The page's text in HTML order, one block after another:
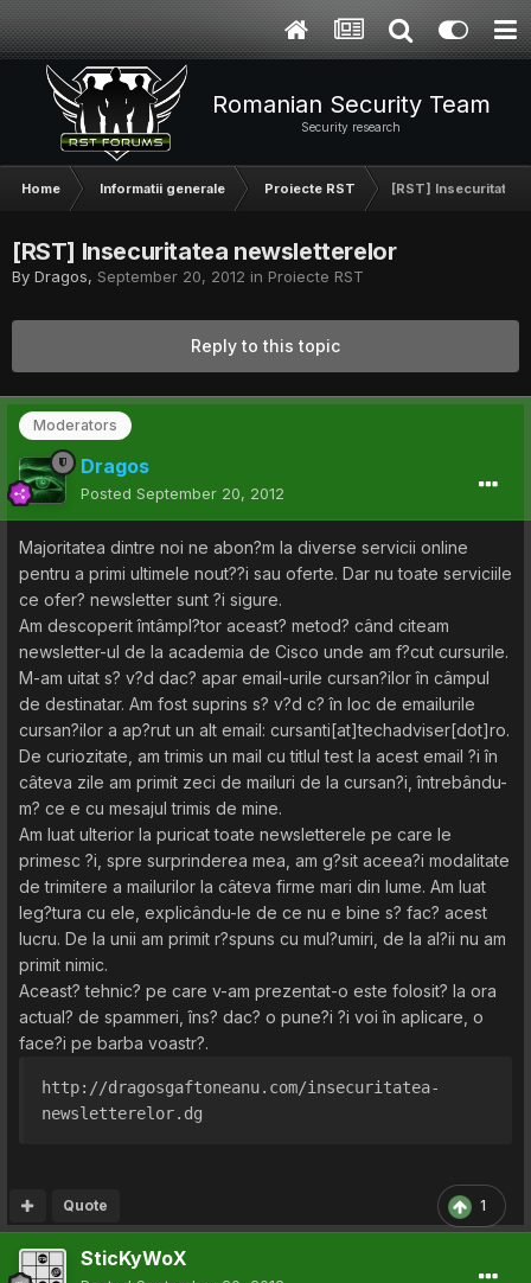
Romanian Security Team
Security research
Home Informatii generale Proiecte RST [RST] Insecuritatea
[RST] Insecuritatea newsletterelor
By Dragos, September 20, 2012 in Proiecte RST
Reply to this topic
Moderators
Dragos
Posted September 20, 2012
Majoritatea dintre noi ne abon?m la diverse servicii online
pentru a primi ultimele nout??i sau oferte. Dar nu toate serviciile
ce ofer? newsletter sunt ?i sigure.
Am descoperit întâmpl?tor aceast? metod? când citeam
newsletter-ul de la academia de Cisco unde am f?cut cursurile.
M-am uitat s? v?d dac? apar email-urile cursan?ilor în câmpul
de destinatar. Am fost suprins s? v?d c? în loc de emailurile
cursan?ilor a ap?rut un alt email: cursanti[at]techadviser[dot]ro.
De curiozitate, am trimis un mail cu titlul test la acest email ?i în
câteva zile am primit zeci de mailuri de la cursan?i, întrebându-
m? ce e cu mesajul trimis de mine.
Am luat ulterior la puricat toate newsletterele pe care le
primesc ?i, spre surprinderea mea, am g?sit aceea?i modalitate
de trimitere a mailurilor la câteva firme mari din lume. Am luat
leg?tura cu ele, explicându-le de ce nu e bine s? fac? acest
lucru. De la unii am primit r?spuns cu mul?umiri, de la al?ii nu am
primit nimic.
Aceast? tehnic? pe care v-am prezentat-o este folosit? la ora
actual? de spammeri, îns? dac? o pune?i ?i voi în aplicare, o
face?i pe barba voastr?.
http://dragosgaftoneanu.com/insecuritatea-
newsletterelor.dg
1
Quote
SticKyWoX